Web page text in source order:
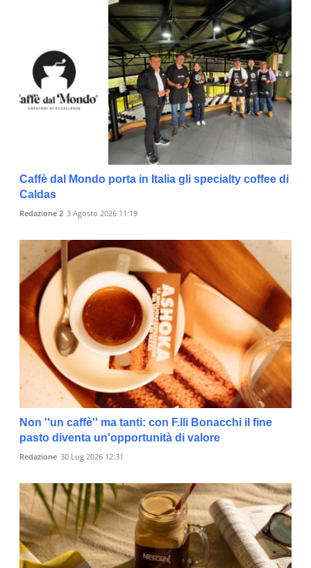
Caffè dal Mondo porta in Italia gli specialty coffee di
Caldas
Redazione 2 3 Agosto 2026 11:19
Non ''un caffè'' ma tanti: con F.lli Bonacchi il fine
pasto diventa un'opportunità di valore
Redazione 30 Lug 2026 12:31